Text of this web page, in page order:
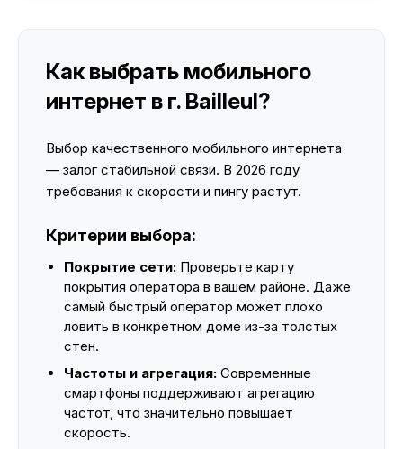
Как выбрать мобильного
интернет в г. Bailleul?
Выбор качественного мобильного интернета
— залог стабильной связи. В 2026 году
требования к скорости и пингу растут.
Критерии выбора:
Покрытие сети: Проверьте карту
покрытия оператора в вашем районе. Даже
самый быстрый оператор может плохо
ловить в конкретном доме из-за толстых
стен.
Частоты и агрегация: Современные
смартфоны поддерживают агрегацию
частот, что значительно повышает
скорость.